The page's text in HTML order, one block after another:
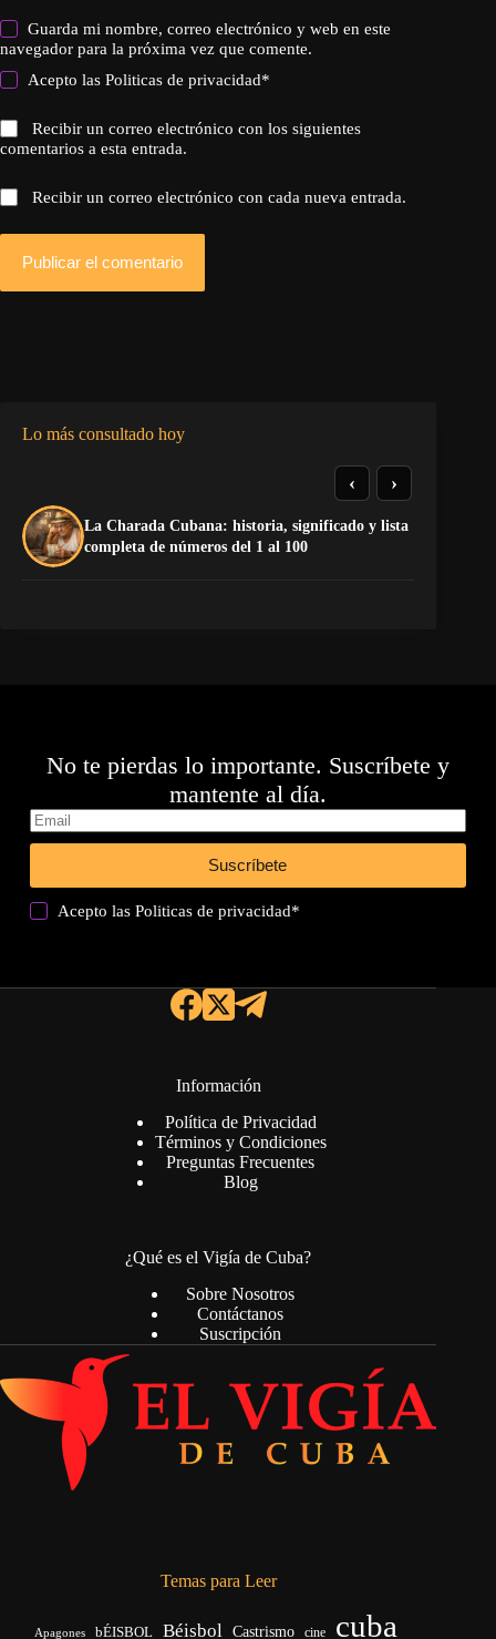
Guarda mi nombre, correo electrónico y web en este
navegador para la próxima vez que comente.
Acepto lasPoliticas de privacidad*
Recibir un correo electrónico con los siguientes
comentarios a esta entrada.
Recibir un correo electrónico con cada nueva entrada.
Publicar el comentario
Lo más consultado hoy
La Charada Cubana: historia, significado y lista
completa de números del 1 al 100
‹ ›
No te pierdas lo importante. Suscríbete y
mantente al día.
Suscríbete
Acepto lasPoliticas de privacidad*
Información
Política de Privacidad
Términos y Condiciones
Preguntas Frecuentes
Blog
¿Qué es el Vigía de Cuba?
Sobre Nosotros
Contáctanos
Suscripción
Temas para Leer
Apagones bÉISBOL Béisbol Castrismo cine cuba